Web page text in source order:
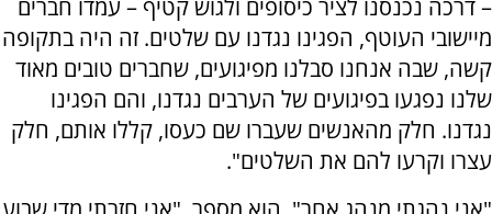
– דרכה נכנסנו לציר כיסופים ולגוש קטיף – עמדו חברים
מיישובי העוטף, הפגינו נגדנו עם שלטים. זה היה בתקופה
קשה, שבה אנחנו סבלנו מפיגועים, שחברים טובים מאוד
שלנו נפגעו בפיגועים של הערבים נגדנו, והם הפגינו
נגדנו. חלק מהאנשים שעברו שם כעסו, קללו אותם, חלק
עצרו וקרעו להם את השלטים".